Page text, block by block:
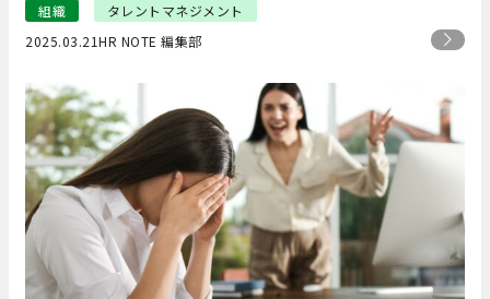
組織
タレントマネジメント
2025.03.21HR NOTE 編集部